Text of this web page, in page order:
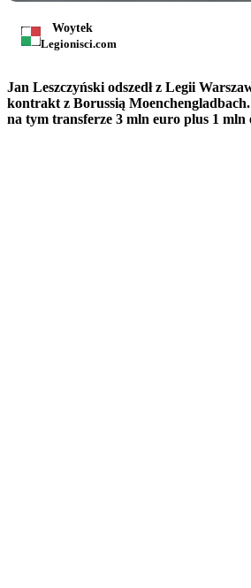
Woytek
Legionisci.com
Jan Leszczyński odszedł z Legii
kontrakt z Borussią
na tym transferze 3 mln euro plus 1 mln